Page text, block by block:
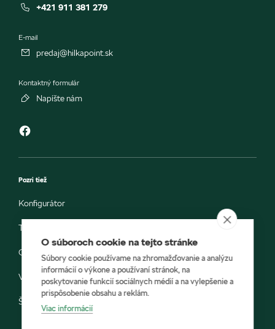
+421 911 381 279
E-mail
predaj@hilkapoint.sk
Kontaktný formulár
Napíšte nám
Pozri tiež
Konfigurátor
Testovacia jazda
Objednávka do servisu
Vozidlá ihneď k odberu
Škoda E-shop
O súboroch cookie na tejto stránke
Súbory cookie používame na zhromažďovanie a analýzu
informácií o výkone a používaní stránok, na
poskytovanie funkcií sociálnych médií a na vylepšenie a
prispôsobenie obsahu a reklám.
Viac informácií